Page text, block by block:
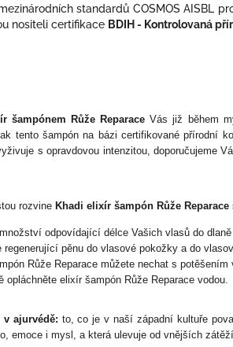
standardů COSMOS AISBL
nositeli certifikace BDIH - Kontrolovaná
šampónem Růže Reparace Vás již během
tento šampón na bázi certifikované přírodní
s opravdovou intenzitou, doporučujeme
rozvine Khadi elixír šampón Růže Reparace
odpovídající délce Vašich vlasů do
regenerující pěnu do vlasové pokožky a do
Růže Reparace můžete nechat s
opláchněte elixír šampón Růže Reparace vodou.
v ajurvédě: to, co je v naší západní kultuře
emoce i mysl, a která ulevuje od vnějších